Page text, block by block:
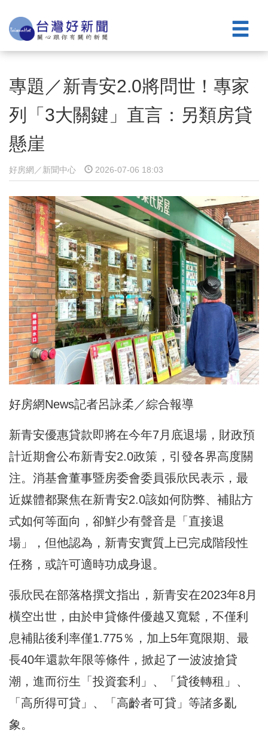
專題／新青安2.0將問世！專家
列「3大關鍵」直言：另類房貸
懸崖
好房網／新聞中心 2026-07-06 18:03
好房網News記者呂詠柔／綜合報導
新青安優惠貸款即將在今年7月底退場，財政預
計近期會公布新青安2.0政策，引發各界高度關
注。消基會董事暨房委會委員張欣民表示，最
近媒體都聚焦在新青安2.0該如何防弊、補貼方
式如何等面向，卻鮮少有聲音是「直接退
場」，但他認為，新青安實質上已完成階段性
任務，或許可適時功成身退。
張欣民在部落格撰文指出，新青安在2023年8月
橫空出世，由於申貸條件優越又寬鬆，不僅利
息補貼後利率僅1.775％，加上5年寬限期、最
長40年還款年限等條件，掀起了一波波搶貸
潮，進而衍生「投資套利」、「貸後轉租」、
「高所得可貸」、「高齡者可貸」等諸多亂
象。